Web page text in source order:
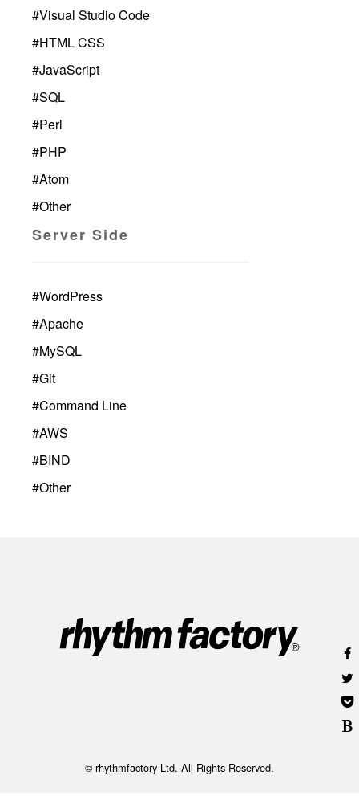
#Visual Studio Code
#HTML CSS
#JavaScript
#SQL
#Perl
#PHP
#Atom
#Other
Server Side
#WordPress
#Apache
#MySQL
#Git
#Command Line
#AWS
#BIND
#Other
© rhythmfactory Ltd. All Rights Reserved.